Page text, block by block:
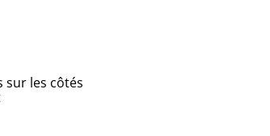
sur les côtés